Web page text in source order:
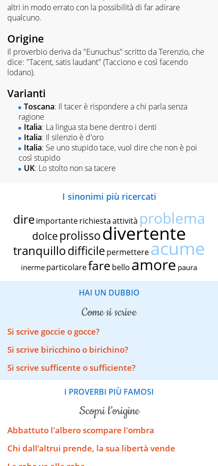
altri in modo errato con la possibilità di far adirare
qualcuno.
Origine
Il proverbio deriva da "Eunuchus" scritto da Terenzio, che
dice: "Tacent, satis laudant" (Tacciono e così facendo
lodano).
Varianti
Toscana: Il tacer è rispondere a chi parla senza
ragione
Italia: La lingua sta bene dentro i denti
Italia: Il silenzio è d'oro
Italia: Se uno stupido tace, vuol dire che non è poi
così stupido
UK: Lo stolto non sa tacere
I sinonimi più ricercati
dire importante richiestaattività problema
dolce prolissodivertente
tranquillodifficile permettereacume
inerme particolarefare bello amore paura
HAI UN DUBBIO
come si scrive
Si scrive goccie o gocce?
Si scrive biricchino o birichino?
Si scrive sufficente o sufficiente?
I PROVERBI PIÙ FAMOSI
scopri l’origine
Abbattuto l'albero scompare l'ombra
Chi dall’altrui prende, la sua libertà vende